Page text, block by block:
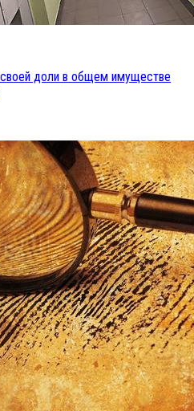
своей доли в общем имуществе